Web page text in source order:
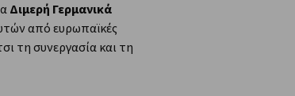
Διμερή Γερμανικά
από ευρωπαϊκές
τη συνεργασία και τη